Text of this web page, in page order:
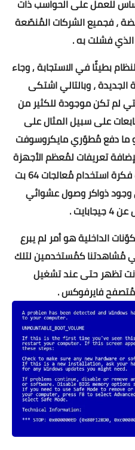
للعمل على الحواسب ذات
، فجميع الشركات المُنصّعة
فشلت به .
بطيئًا في الاستجابة , وجاء
الجديدة ، وبالتالي اشتكى
لم تكن موجودة للكثير من
على سبيل المثال على
ما دفع مُطوّري مايكروسوفت
تعريفات لمُعظم الأجهزة
القياسية! إضافة إلى ذلك، كانت فكرة استخدام مُعالجات 64 بت
وجود ذواكر وصول عشوائي
.
الداخلية هو أمر لم يبرع
مُشاهدتنا كمُستخدمين لتلك
تظهر حتى عند تشغيل
مُتصفح فايرفوكس .